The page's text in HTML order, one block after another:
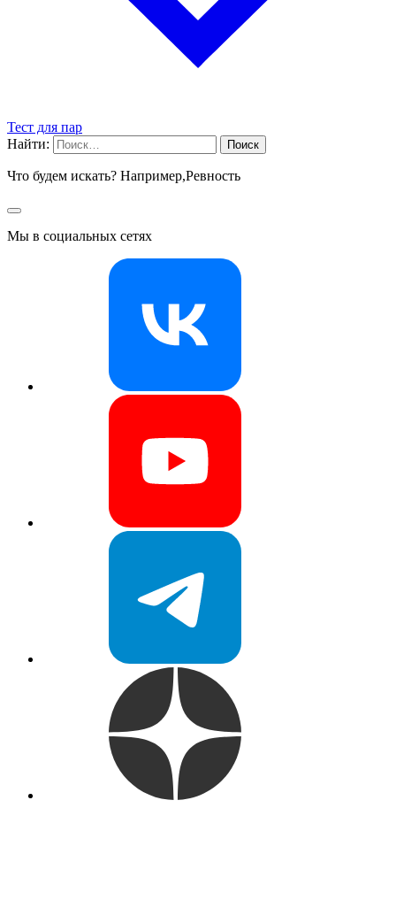
Тест для пар
Найти:
Что будем искать? Например,Ревность
Мы в социальных сетях